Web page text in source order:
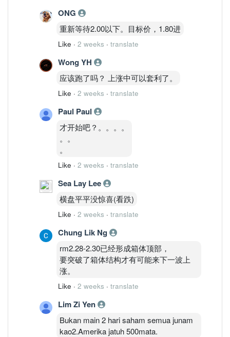
ONG
重新等待2.00以下。目标价，1.80进
Like · 2 weeks · translate
Wong YH
应该跑了吗？ 上涨中可以套利了。
Like · 2 weeks · translate
Paul Paul
才开始吧？。。。。
。。
。
Like · 2 weeks · translate
Sea Lay Lee
横盘平平没惊喜(看跌)
Like · 2 weeks · translate
Chung Lik Ng
rm2.28-2.30已经形成箱体顶部，
要突破了箱体结构才有可能来下一波上
涨。
Like · 2 weeks · translate
Lim Zi Yen
Bukan main 2 hari saham semua junam
kao2.Amerika jatuh 500mata.